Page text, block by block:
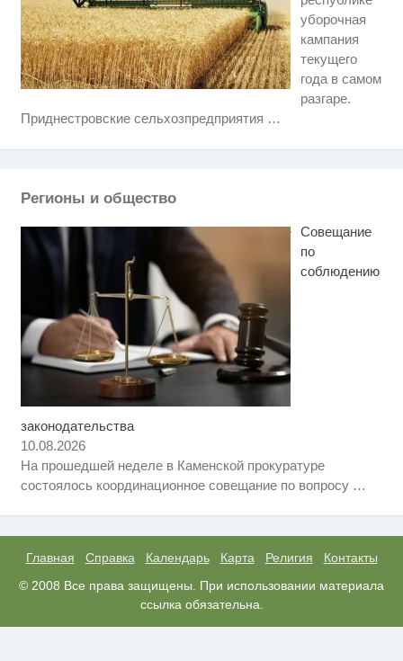
уборочная
кампания
текущего
года в самом
разгаре.
Приднестровские сельхозпредприятия …
Регионы и общество
Совещание
по
соблюдению
законодательства
10.08.2026
На прошедшей неделе в Каменской прокуратуре
состоялось координационное совещание по вопросу …
Главная Справка Календарь Карта Религия
Контакты
© 2008 Все права защищены. При использовании материала
ссылка обязательна.
а смеяться вы будете долго
в магазин купленный телевизор
Ржу не переставая, это видео
не оставит равнодушным
i
Ролик из Омска: вы будете